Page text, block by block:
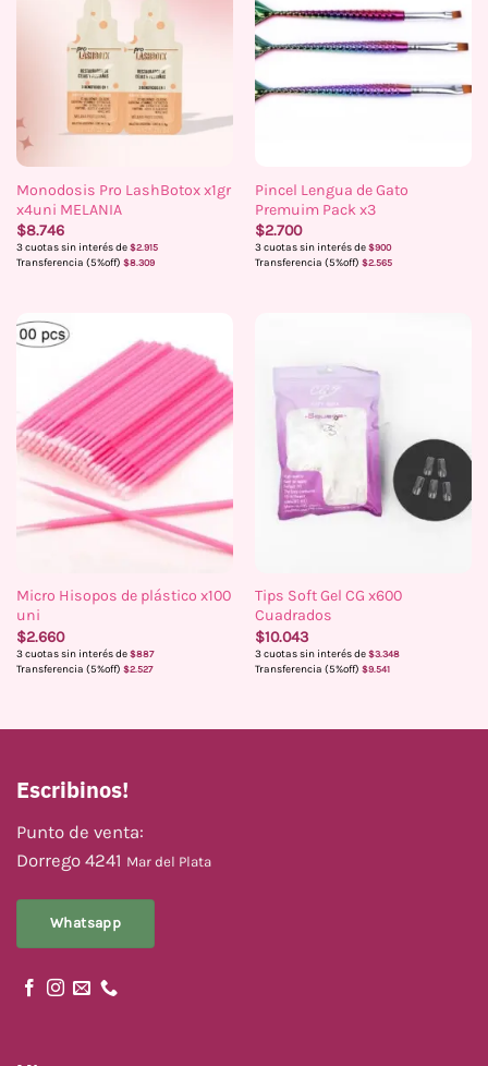
Monodosis Pro LashBotox x1gr
x4uni MELANIA
$8.746
3 cuotas sin interés de $2.915
Transferencia (5%off) $8.309
Pincel Lengua de Gato
Premuim Pack x3
$2.700
3 cuotas sin interés de $900
Transferencia (5%off) $2.565
Micro Hisopos de plástico x100
uni
$2.660
3 cuotas sin interés de $887
Transferencia (5%off) $2.527
Tips Soft Gel CG x600
Cuadrados
$10.043
3 cuotas sin interés de $3.348
Transferencia (5%off) $9.541
Escribinos!
Punto de venta:
Dorrego 4241 Mar del Plata
Whatsapp